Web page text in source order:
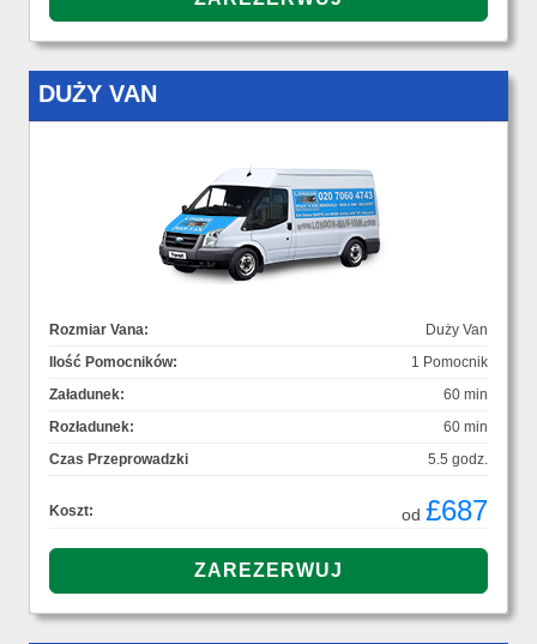
DUŻY VAN
Rozmiar Vana:
Duży Van
Ilość Pomocników:
1 Pomocnik
Załadunek:
60 min
Rozładunek:
60 min
Czas Przeprowadzki
5.5 godz.
Koszt: od £687